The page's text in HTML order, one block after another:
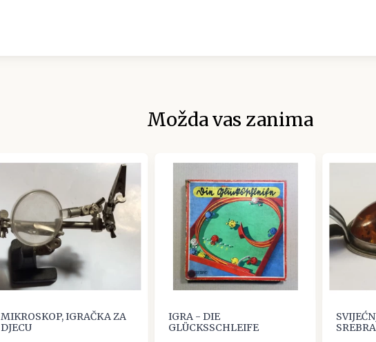
Možda vas zanima
MIKROSKOP, IGRAČKA ZA
DJECU
IGRA - DIE
GLÜCKSSCHLEIFE
SREBRA